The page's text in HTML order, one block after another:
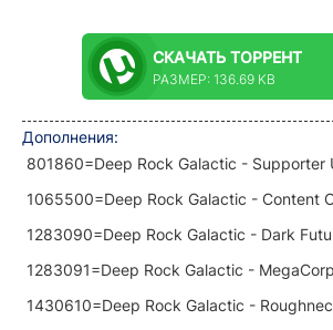
СКАЧАТЬ ТОРРЕНТ
РАЗМЕР: 136.69 KB
Дополнения:
801860=Deep Rock Galactic - Supporter
1065500=Deep Rock Galactic - Content
1283090=Deep Rock Galactic - Dark
1283091=Deep Rock Galactic -
1430610=Deep Rock Galactic -